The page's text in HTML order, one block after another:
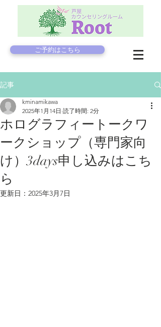
ご予約はこちら
記事
ホログラフィートークワ
ークショップ（専門家向
け）3days申し込みはこち
ら
kminamikawa
2025年1月14日 読了時間: 2分
更新日： 2025年3月7日